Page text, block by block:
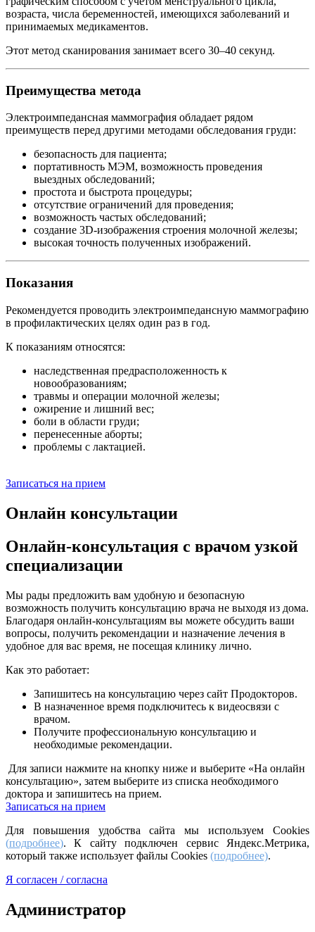
возраста, числа беременностей, имеющихся заболеваний и
принимаемых медикаментов.
Этот метод сканирования занимает всего 30–40 секунд.
Преимущества метода
Электроимпедансная маммография обладает рядом
преимуществ перед другими методами обследования груди:
безопасность для пациента;
портативность МЭМ, возможность проведения
выездных обследований;
простота и быстрота процедуры;
отсутствие ограничений для проведения;
возможность частых обследований;
создание 3D-изображения строения молочной железы;
высокая точность полученных изображений.
Показания
Рекомендуется проводить электроимпедансную маммографию
в профилактических целях один раз в год.
К показаниям относятся:
наследственная предрасположенность к
новообразованиям;
травмы и операции молочной железы;
ожирение и лишний вес;
боли в области груди;
перенесенные аборты;
проблемы с лактацией.
Записаться на прием
Онлайн консультации
Онлайн-консультация с врачом узкой
специализации
Мы рады предложить вам удобную и безопасную
возможность получить консультацию врача не выходя из дома.
Благодаря онлайн-консультациям вы можете обсудить ваши
вопросы, получить рекомендации и назначение лечения в
удобное для вас время, не посещая клинику лично.
Как это работает:
Запишитесь на консультацию через сайт Продокторов.
В назначенное время подключитесь к видеосвязи с
врачом.
Получите профессиональную консультацию и
необходимые рекомендации.
Для записи нажмите на кнопку ниже и выберите «На онлайн
консультацию», затем выберите из списка необходимого
доктора и запишитесь на прием.
Записаться на прием
Для повышения удобства сайта мы используем Cookies
(подробнее). К сайту подключен сервис Яндекс.Метрика,
который также использует файлы Cookies (подробнее).
Я согласен / согласна
Администратор